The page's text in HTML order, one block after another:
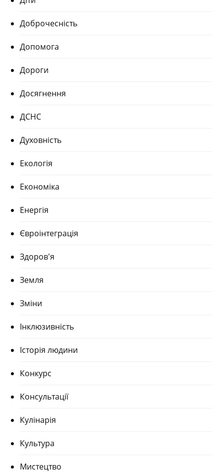
Доброчесність
Допомога
Дороги
Досягнення
ДСНС
Духовність
Екологія
Економіка
Енергія
Євроінтеграція
Здоров'я
Земля
Зміни
Інклюзивність
Історія людини
Конкурс
Консультації
Кулінарія
Культура
Мистецтво